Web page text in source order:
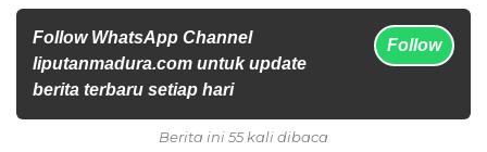
Follow WhatsApp Channel
liputanmadura.com untuk update
berita terbaru setiap hari
Follow
Berita ini 55 kali dibaca